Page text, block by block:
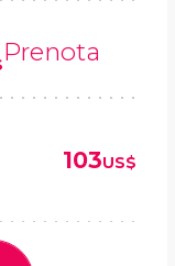
Prenota
103US$